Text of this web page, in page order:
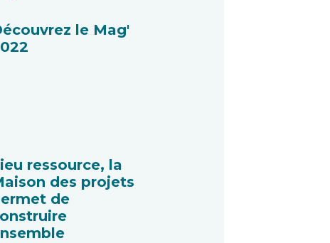
le Mag'
ressource, la
des projets
de